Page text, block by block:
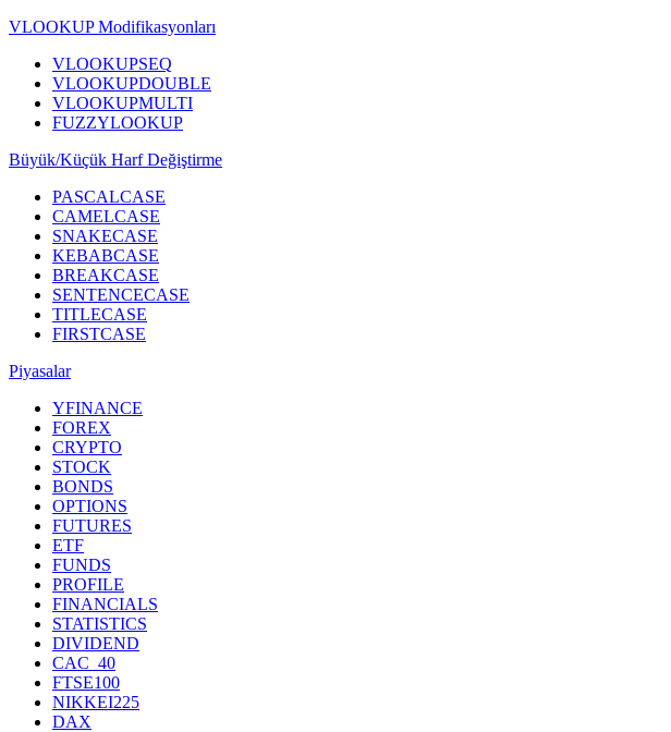
VLOOKUP Modifikasyonları
VLOOKUPSEQ
VLOOKUPDOUBLE
VLOOKUPMULTI
FUZZYLOOKUP
Büyük/Küçük Harf Değiştirme
PASCALCASE
CAMELCASE
SNAKECASE
KEBABCASE
BREAKCASE
SENTENCECASE
TITLECASE
FIRSTCASE
Piyasalar
YFINANCE
FOREX
CRYPTO
STOCK
BONDS
OPTIONS
FUTURES
ETF
FUNDS
PROFILE
FINANCIALS
STATISTICS
DIVIDEND
CAC_40
FTSE100
NIKKEI225
DAX